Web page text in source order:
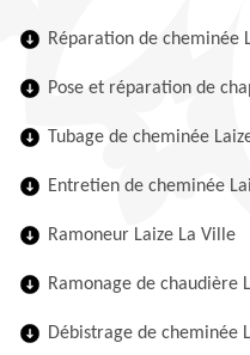
Réparation de cheminée
Pose et réparation de
Tubage de cheminée
Entretien de cheminée
Ramoneur Laize La Ville
Ramonage de chaudière
Débistrage de cheminée